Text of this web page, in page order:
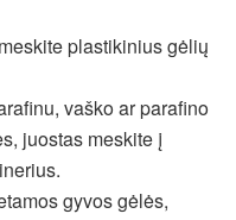
plastikinius gėlių
vaško ar parafino
juostas meskite į
gyvos gėlės,